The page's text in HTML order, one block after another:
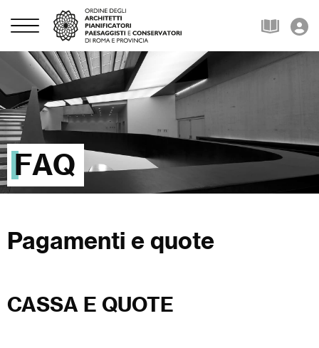
FAQ
Pagamenti e quote
CASSA E QUOTE